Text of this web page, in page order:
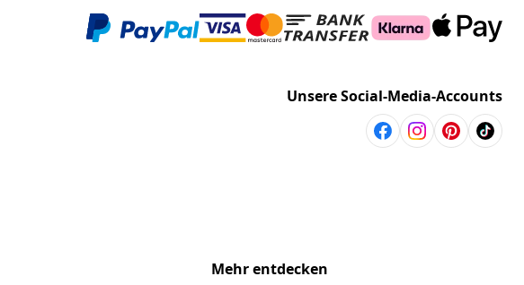
Unsere Social-Media-Accounts
Mehr entdecken